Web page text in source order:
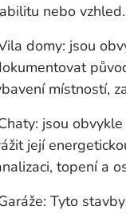
nebo vzhled.
domy: jsou
místností,
jsou
její
topení a
Tyto